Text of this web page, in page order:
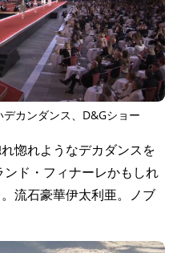
カンダンス、D&Gショー
惚れようなデカダンスを
ド・フィナーレかもしれ
流石豪華伊太利亜。ノブ